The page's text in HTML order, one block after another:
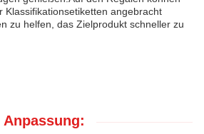
Klassifikationsetiketten angebracht
zu helfen, das Zielprodukt schneller zu
Anpassung: